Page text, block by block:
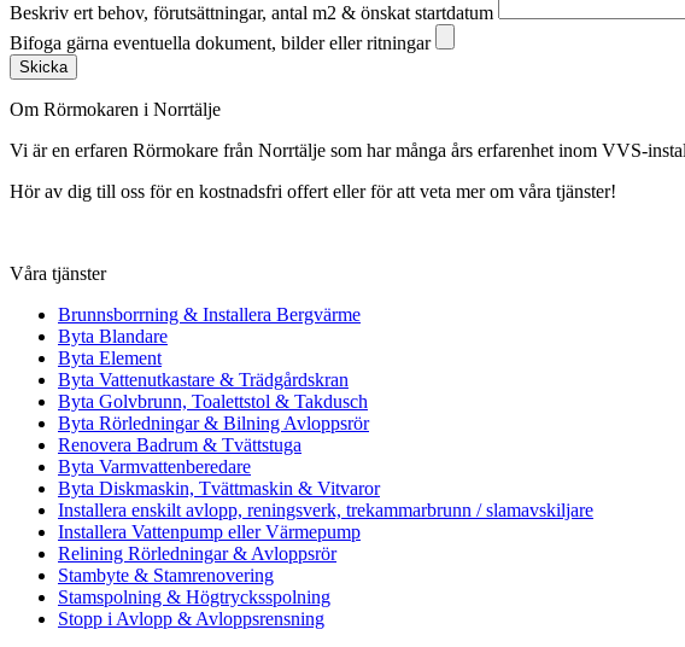
Beskriv ert behov, förutsättningar, antal m2 & önskat startdatum
Bifoga gärna eventuella dokument, bilder eller ritningar
Skicka
Om Rörmokaren i Norrtälje
Vi är en erfaren Rörmokare från Norrtälje som har många års erfarenhet inom VVS-
Hör av dig till oss för en kostnadsfri offert eller för att veta mer om våra tjänster!
Våra tjänster
Brunnsborrning & Installera Bergvärme
Byta Blandare
Byta Element
Byta Vattenutkastare & Trädgårdskran
Byta Golvbrunn, Toalettstol & Takdusch
Byta Rörledningar & Bilning Avloppsrör
Renovera Badrum & Tvättstuga
Byta Varmvattenberedare
Byta Diskmaskin, Tvättmaskin & Vitvaror
Installera enskilt avlopp, reningsverk, trekammarbrunn / slamavskiljare
Installera Vattenpump eller Värmepump
Relining Rörledningar & Avloppsrör
Stambyte & Stamrenovering
Stamspolning & Högtrycksspolning
Stopp i Avlopp & Avloppsrensning